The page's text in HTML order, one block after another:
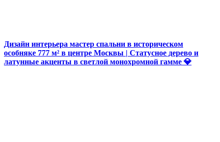
Дизайн интерьера мастер спальни в историческом
особняке 777 м² в центре Москвы | Статусное дерево и
латунные акценты в светлой монохромной гамме 💎